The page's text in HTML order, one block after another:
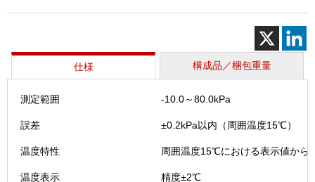
タ
（MDP-
4）
仕様 構成品／梱包重量
測定範囲 -10.0～80.0kPa
誤差 ±0.2kPa以内（周囲温度15℃）
温度特性 周囲温度15℃における表示値から
温度表示 精度±2℃